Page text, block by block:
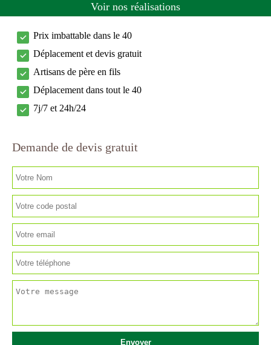
Voir nos réalisations
Prix imbattable dans le 40
Déplacement et devis gratuit
Artisans de père en fils
Déplacement dans tout le 40
7j/7 et 24h/24
Demande de devis gratuit